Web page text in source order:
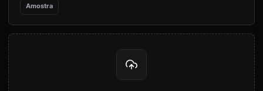
Amostra